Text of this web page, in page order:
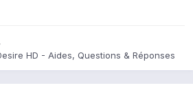
HD - Aides, Questions & Réponses